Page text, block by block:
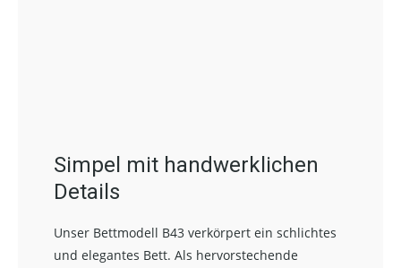
Simpel mit handwerklichen
Details
Unser Bettmodell B43 verkörpert ein schlichtes
und elegantes Bett. Als hervorstechende